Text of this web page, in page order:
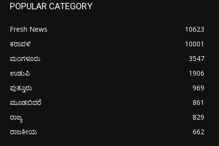
POPULAR CATEGORY
Fresh News
10623
ಕರಾವಳಿ
10001
ಮಂಗಳೂರು
3547
ಉಡುಪಿ
1906
ಪುತ್ತೂರು
969
ಮೂಡಬಿದರೆ
861
ರಾಜ್ಯ
829
ರಾಜಕೀಯ
662